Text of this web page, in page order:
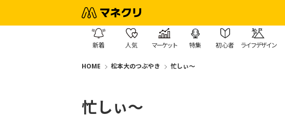
新着 人気 マーケット 特集 初心者 ライフデザイン
HOME 松本大のつぶやき 忙しぃ～
忙しぃ～